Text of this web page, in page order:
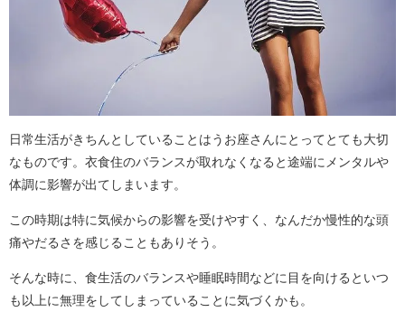
日常生活がきちんとしていることはうお座さんにとってとても大切
なものです。衣食住のバランスが取れなくなると途端にメンタルや
体調に影響が出てしまいます。
この時期は特に気候からの影響を受けやすく、なんだか慢性的な頭
痛やだるさを感じることもありそう。
そんな時に、食生活のバランスや睡眠時間などに目を向けるといつ
も以上に無理をしてしまっていることに気づくかも。